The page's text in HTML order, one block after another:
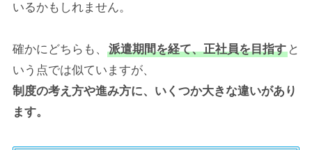
いるかもしれません。
確かにどちらも、 派遣期間を経て、正社員を目指すと
いう点では似ていますが、
制度の考え方や進み方に、いくつか大きな違いがあり
ます。